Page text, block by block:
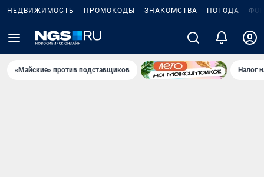
НЕДВИЖИМОСТЬ ПРОМОКОДЫ ЗНАКОМСТВА ПОГОДА
«Майские» против подставщиков Налог